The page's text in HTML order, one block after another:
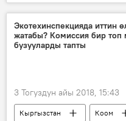
Экономика
Альфа Телеком” ЖАК
Экотехинспекцияда иттин
жатабы? Комиссия бир топ
бузууларды тапты
3 Тогуздун айы 2018, 15:43
Кыргызстан Коом